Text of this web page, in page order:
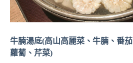
牛腩湯底(高山高麗菜、牛腩、番
蘿蔔、芹菜)